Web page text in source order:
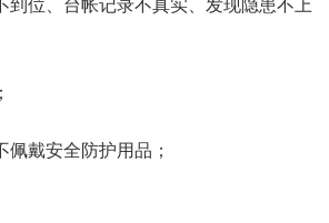
戴安全防护用品；